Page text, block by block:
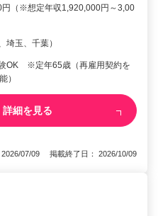
円（※想定年収1,920,000円～3,00
埼玉、千葉）
OK ※定年65歳（再雇用契約を
）
詳細を見る
2026/07/09 掲載終了日： 2026/10/09